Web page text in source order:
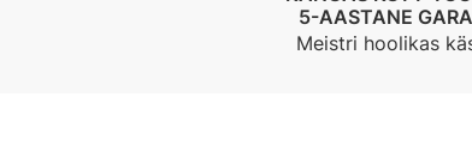
5-AASTANE
Meistri hoolikas